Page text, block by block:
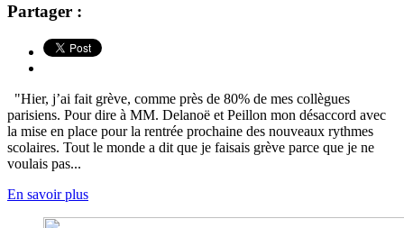
Partager :
"Hier, j’ai fait grève, comme près de 80% de mes collègues
parisiens. Pour dire à MM. Delanoë et Peillon mon désaccord avec
la mise en place pour la rentrée prochaine des nouveaux rythmes
scolaires. Tout le monde a dit que je faisais grève parce que je ne
voulais pas...
En savoir plus